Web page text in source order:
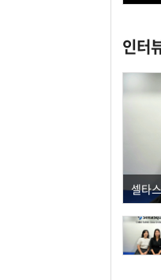
인터